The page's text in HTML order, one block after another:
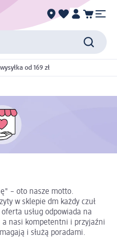
od 169 zł
– oto nasze motto.
w sklepie dm każdy czuł
usług odpowiada na
nasi kompetentni i przyjaźni
i służą poradami.